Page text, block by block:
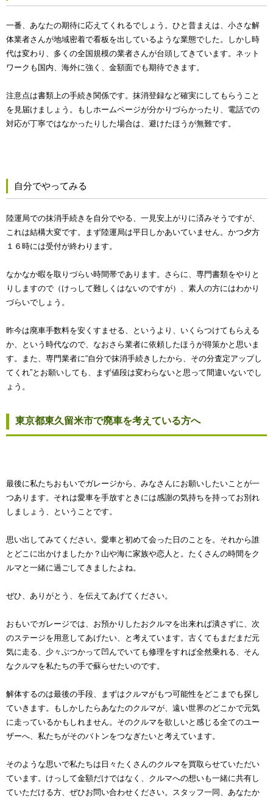
一番、あなたの期待に応えてくれるでしょう。ひと昔まえは、小さな解
体業者さんが地域密着で看板を出しているような業態でした。しかし時
代は変わり、多くの全国規模の業者さんが台頭してきています。ネット
ワークも国内、海外に強く、金額面でも期待できます。
注意点は書類上の手続き関係です。抹消登録など確実にしてもらうこと
を見届けましょう。もしホームページが分かりづらかったり、電話での
対応が丁寧ではなかったりした場合は、避けたほうが無難です。
自分でやってみる
陸運局での抹消手続きを自分でやる、一見安上がりに済みそうですが、
これは結構大変です。まず陸運局は平日しかあいていません。かつ夕方
１６時には受付が終わります。
なかなか暇を取りづらい時間帯であります。さらに、専門書類をやりと
りしますので（けっして難しくはないのですが）、素人の方にはわかり
づらいでしょう。
昨今は廃車手数料を安くすませる、というより、いくらつけてもらえる
か、という時代なので、なおさら業者に依頼したほうが得策かと思いま
す。また、専門業者に“自分で抹消手続きしたから、その分査定アップし
てくれ”とお願いしても、まず値段は変わらないと思って間違いないでし
ょう。
東京都東久留米市で廃車を考えている方へ
最後に私たちおもいでガレージから、みなさんにお願いしたいことが一
つあります。それは愛車を手放すときには感謝の気持ちを持ってお別れ
しましょう、ということです。
思い出してみてください。愛車と初めて会った日のことを。それから誰
とどこに出かけましたか？山や海に家族や恋人と。たくさんの時間をク
ルマと一緒に過ごしてきましたよね。
ぜひ、ありがとう、を伝えてあげてください。
おもいでガレージでは、お預かりしたおクルマを出来れば潰さずに、次
のステージを用意してあげたい、と考えています。古くてもまだまだ元
気に走る、少々ぶつかって凹んでいても修理をすれば全然乗れる、そん
なクルマを私たちの手で蘇らせたいのです。
解体するのは最後の手段、まずはクルマがもつ可能性をどこまでも探し
ていきます。もしかしたらあなたのクルマが、遠い世界のどこかで元気
に走っているかもしれません。そのクルマを欲しいと感じる全てのユー
ザーへ、私たちがそのバトンをつなぎたいと考えています。
そのような思いで私たちは日々たくさんのクルマを買取らせていただい
ています。けっして金額だけではなく、クルマへの想いも一緒に共有し
ていただける方、ぜひお問い合わせください。スタッフ一同、あなたか